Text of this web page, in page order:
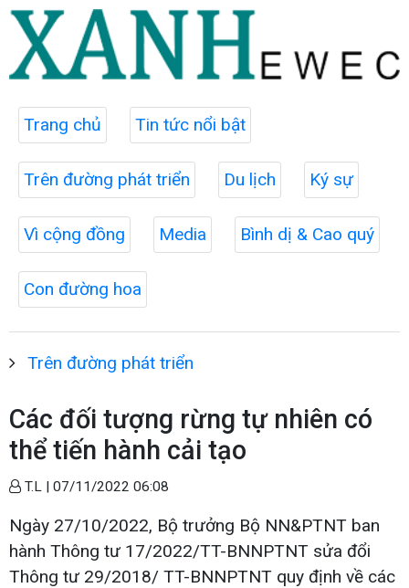
Trang chủ Tin tức nổi bật
Trên đường phát triển Du lịch Ký sự
Vì cộng đồng Media Bình dị & Cao quý
Con đường hoa
Trên đường phát triển
Các đối tượng rừng tự nhiên có
thể tiến hành cải tạo
T.L | 07/11/2022 06:08
Ngày 27/10/2022, Bộ trưởng Bộ NN&PTNT ban
hành Thông tư 17/2022/TT-BNNPTNT sửa đổi
Thông tư 29/2018/ TT-BNNPTNT quy định về các